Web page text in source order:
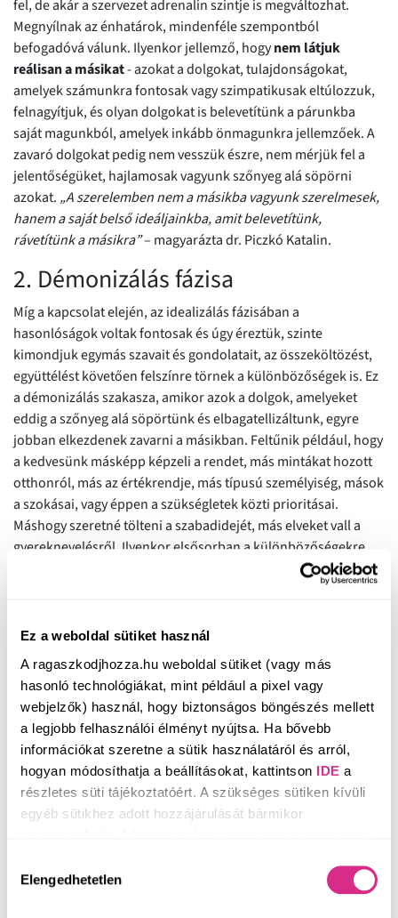
Ez a weboldal sütiket használ
A ragaszkodjhozza.hu weboldal sütiket (vagy más
hasonló technológiákat, mint például a pixel vagy
webjelzők) használ, hogy biztonságos böngészés mellett
a legjobb felhasználói élményt nyújtsa. Ha bővebb
információkat szeretne a sütik használatáról és arról,
hogyan módosíthatja a beállításokat, kattintson IDE a
részletes süti tájékoztatóért. A szükséges sütiken kívüli
egyéb sütikhez adott hozzájárulását bármikor
adatkezelés jogszerűségét.
kiválasztása
Elengedhetetlen
fel, de akár a szervezet adrenalin szintje is megváltozhat.
Megnyílnak az énhatárok, mindenféle szempontból
befogadóvá válunk. Ilyenkor jellemző, hogynem látjuk
reálisan a másikat- azokat a dolgokat, tulajdonságokat,
amelyek számunkra fontosak vagy szimpatikusak eltúlozzuk,
felnagyítjuk, és olyan dolgokat is belevetítünk a párunkba
saját magunkból, amelyek inkább önmagunkra jellemzőek. A
zavaró dolgokat pedig nem vesszük észre, nem mérjük fel a
jelentőségüket, hajlamosak vagyunk szőnyeg alá söpörni
azokat. „A szerelemben nem a másikba vagyunk szerelmesek,
hanem a saját belső ideáljainkba, amit belevetítünk,
rávetítünk a másikra”– magyarázta dr. Piczkó Katalin.
2. Démonizálás fázisa
Míg a kapcsolat elején, az idealizálás fázisában a
hasonlóságok voltak fontosak és úgy éreztük, szinte
kimondjuk egymás szavait és gondolatait, az összeköltözést,
együttélést követően felszínre törnek a különbözőségek is. Ez
a démonizálás szakasza, amikor azok a dolgok, amelyeket
eddig a szőnyeg alá söpörtünk és elbagatellizáltunk, egyre
jobban elkezdenek zavarni a másikban. Feltűnik például, hogy
a kedvesünk másképp képzeli a rendet, más mintákat hozott
otthonról, más az értékrendje, más típusú személyiség, mások
a szokásai, vagy éppen a szükségletek közti prioritásai.
Máshogy szeretné tölteni a szabadidejét, más elveket vall a
gyereknevelésről. Ilyenkor elsősorban a különbözőségekre
fókuszálunk, felnagyítjuk a negatív dolgokat (ahogy az előző
szakaszban a pozitívumokat). Ebben a szakaszban is
tulajdonságokat, amik inkább bennünk vannak, de nem
Azokat a dolgokat pedig, amelyek nem illeszkednek az
énképünkhöz, inkább elnyomjuk, elfojtjuk magunkban.
Ebben a szakaszban az, hogy mennyire tudjuk elfogadni a
másik működését, attól függ, hogy magunkat mennyire
fogadjuk el.„Kapcsolataink minősége ugyanis egyenes
arányban van azzal, hogy önmagunkkal milyen viszonyban
vagyunk”. Ha valami nagyon zavar a másikban, az valójában
rólunk szól.
konfliktus. A kapcsolat tartóssága és a hosszútávú,